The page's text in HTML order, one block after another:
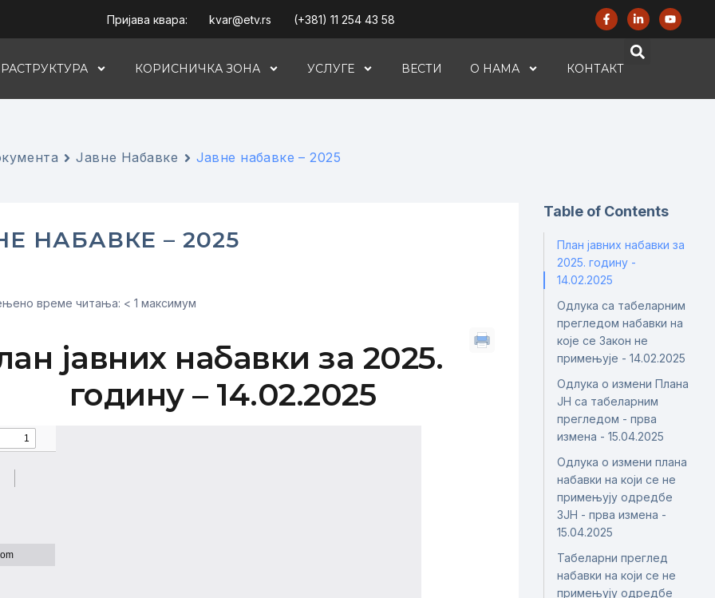
Пријава квара: kvar@etv.rs (+381) 11 254 43 58
КОРИСНИЧКА ЗОНА УСЛУГЕ ВЕСТИ О НАМА КОНТАКТ
Јавне Набавке Јавне набавке – 2025
НАБАВКЕ – 2025
време читања: < 1 максимум
јавних набавки за 2025.
годину – 14.02.2025
Table of Contents
План јавних набавки за
2025. годину -
14.02.2025
Одлука са табеларним
прегледом набавки на
које се Закон не
примењује - 14.02.2025
Одлука о измени Плана
ЈН са табеларним
прегледом - прва
измена - 15.04.2025
Одлука о измени плана
набавки на који се не
примењују одредбе
ЗЈН - прва измена -
15.04.2025
Табеларни преглед
набавки на који се не
примењују одредбе